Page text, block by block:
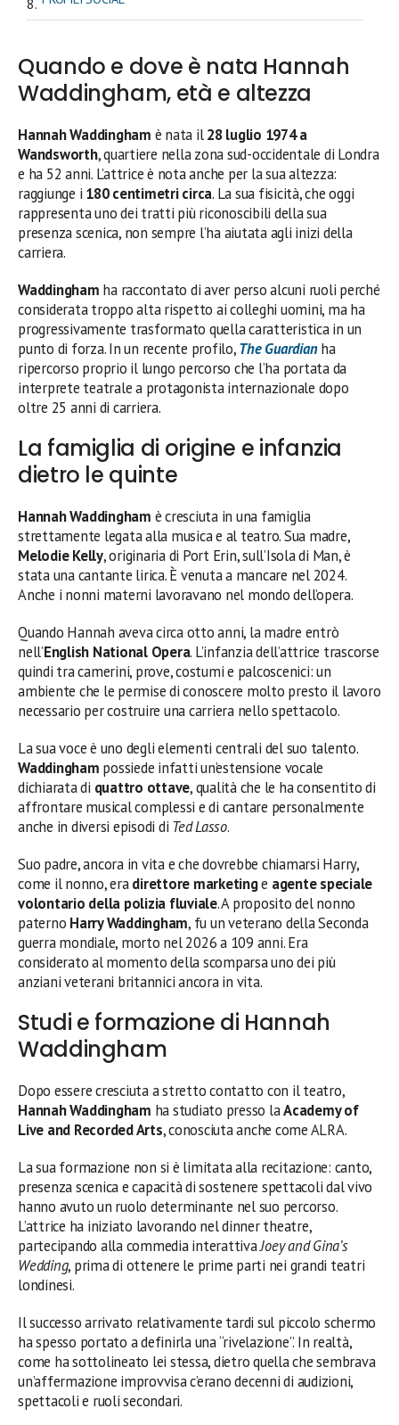
Quando e dove è nata Hannah
Waddingham, età e altezza
Hannah Waddingham è nata il28 luglio 1974 a
Wandsworth, quartiere nella zona sud-occidentale di Londra
e ha 52 anni. L’attrice è nota anche per la sua altezza:
raggiunge i 180 centimetri circa. La sua fisicità, che oggi
rappresenta uno dei tratti più riconoscibili della sua
presenza scenica, non sempre l’ha aiutata agli inizi della
carriera.
Waddingham ha raccontato di aver perso alcuni ruoli perché
considerata troppo alta rispetto ai colleghi uomini, ma ha
progressivamente trasformato quella caratteristica in un
punto di forza. In un recente profilo,The Guardianha
ripercorso proprio il lungo percorso che l’ha portata da
interprete teatrale a protagonista internazionale dopo
oltre 25 anni di carriera.
La famiglia di origine e infanzia
dietro le quinte
Hannah Waddingham è cresciuta in una famiglia
strettamente legata alla musica e al teatro. Sua madre,
Melodie Kelly, originaria di Port Erin, sull’Isola di Man, è
stata una cantante lirica. È venuta a mancare nel 2024.
Anche i nonni materni lavoravano nel mondo dell’opera.
Quando Hannah aveva circa otto anni, la madre entrò
nell’English National Opera. L’infanzia dell’attrice trascorse
quindi tra camerini, prove, costumi e palcoscenici: un
ambiente che le permise di conoscere molto presto il lavoro
necessario per costruire una carriera nello spettacolo.
La sua voce è uno degli elementi centrali del suo talento.
Waddingham possiede infatti un’estensione vocale
dichiarata di quattro ottave, qualità che le ha consentito di
affrontare musical complessi e di cantare personalmente
anche in diversi episodi di Ted Lasso.
Suo padre, ancora in vita e che dovrebbe chiamarsi Harry,
come il nonno, eradirettore marketinge agente speciale
volontario della polizia fluviale. A proposito del nonno
paterno Harry Waddingham, fu un veterano della Seconda
guerra mondiale, morto nel 2026 a 109 anni. Era
considerato al momento della scomparsa uno dei più
anziani veterani britannici ancora in vita.
Studi e formazione di Hannah
Waddingham
Dopo essere cresciuta a stretto contatto con il teatro,
Hannah Waddingham ha studiato presso laAcademy of
Live and Recorded Arts, conosciuta anche come ALRA.
La sua formazione non si è limitata alla recitazione: canto,
presenza scenica e capacità di sostenere spettacoli dal vivo
hanno avuto un ruolo determinante nel suo percorso.
L’attrice ha iniziato lavorando nel dinner theatre,
partecipando alla commedia interattivaJoey and Gina’s
Wedding, prima di ottenere le prime parti nei grandi teatri
londinesi.
Il successo arrivato relativamente tardi sul piccolo schermo
ha spesso portato a definirla una “rivelazione”. In realtà,
come ha sottolineato lei stessa, dietro quella che sembrava
un’affermazione improvvisa c’erano decenni di audizioni,
spettacoli e ruoli secondari.